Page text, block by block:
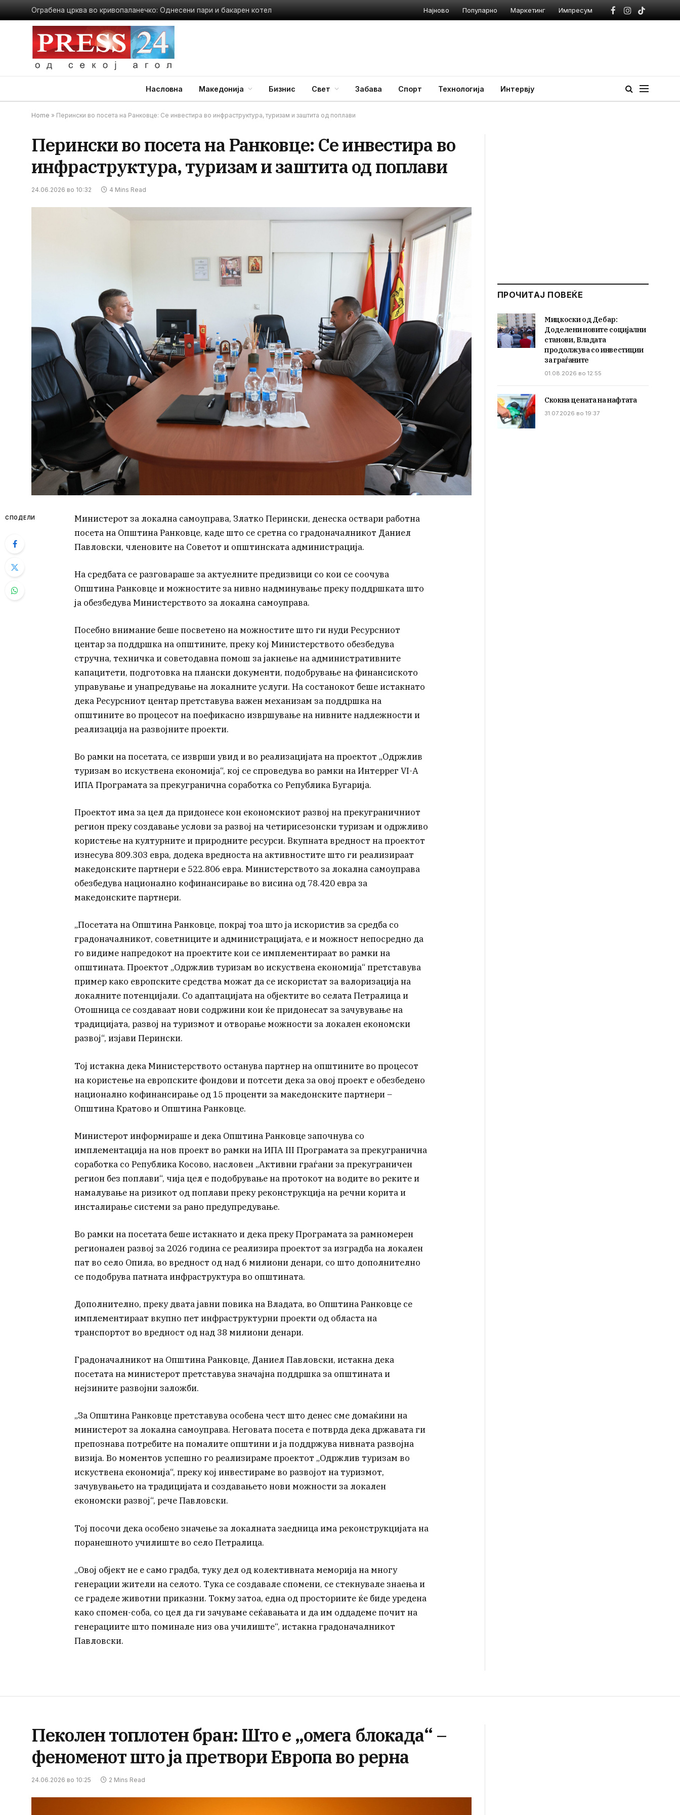
Ограбена црква во кривопаланечко: Однесени пари и бакарен котел Најново Популарно Маркетинг Импресум
Facebook
Instagram
TikTok
Насловна Македонија Бизнис Свет Забава Спорт Технологија Интервју
Home » Перински во посета на Ранковце: Се инвестира во инфраструктура, туризам и заштита од поплави
Перински во посета на Ранковце: Се инвестира во
инфраструктура, туризам и заштита од поплави
24.06.2026 во 10:32 4 Mins Read
СПОДЕЛИ
Министерот за локална самоуправа, Златко Перински, денеска оствари работна
посета на Општина Ранковце, каде што се сретна со градоначалникот Даниел
Павловски, членовите на Советот и општинската администрација.
На средбата се разговараше за актуелните предизвици со кои се соочува
Општина Ранковце и можностите за нивно надминување преку поддршката што
ја обезбедува Министерството за локална самоуправа.
Посебно внимание беше посветено на можностите што ги нуди Ресурсниот
центар за поддршка на општините, преку кој Министерството обезбедува
стручна, техничка и советодавна помош за јакнење на административните
капацитети, подготовка на плански документи, подобрување на финансиското
управување и унапредување на локалните услуги. На состанокот беше истакнато
дека Ресурсниот центар претставува важен механизам за поддршка на
општините во процесот на поефикасно извршување на нивните надлежности и
реализација на развојните проекти.
Во рамки на посетата, се изврши увид и во реализацијата на проектот „Одржлив
туризам во искуствена економија“, кој се спроведува во рамки на Интеррег VI-А
ИПА Програмата за прекугранична соработка со Република Бугарија.
Проектот има за цел да придонесе кон економскиот развој на прекуграничниот
регион преку создавање услови за развој на четирисезонски туризам и одржливо
користење на културните и природните ресурси. Вкупната вредност на проектот
изнесува 809.303 евра, додека вредноста на активностите што ги реализираат
македонските партнери е 522.806 евра. Министерството за локална самоуправа
обезбедува национално кофинансирање во висина од 78.420 евра за
македонските партнери.
„Посетата на Општина Ранковце, покрај тоа што ја искористив за средба со
градоначалникот, советниците и администрацијата, е и можност непосредно да
го видиме напредокот на проектите кои се имплементираат во рамки на
општината. Проектот „Одржлив туризам во искуствена економија“ претставува
пример како европските средства можат да се искористат за валоризација на
локалните потенцијали. Со адаптацијата на објектите во селата Петралица и
Отошница се создаваат нови содржини кои ќе придонесат за зачувување на
традицијата, развој на туризмот и отворање можности за локален економски
развој“, изјави Перински.
Тој истакна дека Министерството останува партнер на општините во процесот
на користење на европските фондови и потсети дека за овој проект е обезбедено
национално кофинансирање од 15 проценти за македонските партнери –
Општина Кратово и Општина Ранковце.
Министерот информираше и дека Општина Ранковце започнува со
имплементација на нов проект во рамки на ИПА III Програмата за прекугранична
соработка со Република Косово, насловен „Активни граѓани за прекуграничен
регион без поплави“, чија цел е подобрување на протокот на водите во реките и
намалување на ризикот од поплави преку реконструкција на речни корита и
инсталирање системи за рано предупредување.
Во рамки на посетата беше истакнато и дека преку Програмата за рамномерен
регионален развој за 2026 година се реализира проектот за изградба на локален
пат во село Опила, во вредност од над 6 милиони денари, со што дополнително
се подобрува патната инфраструктура во општината.
Дополнително, преку двата јавни повика на Владата, во Општина Ранковце се
имплементираат вкупно пет инфраструктурни проекти од областа на
транспортот во вредност од над 38 милиони денари.
Градоначалникот на Општина Ранковце, Даниел Павловски, истакна дека
посетата на министерот претставува значајна поддршка за општината и
нејзините развојни заложби.
„За Општина Ранковце претставува особена чест што денес сме домаќини на
министерот за локална самоуправа. Неговата посета е потврда дека државата ги
препознава потребите на помалите општини и ја поддржува нивната развојна
визија. Во моментов успешно го реализираме проектот „Одржлив туризам во
искуствена економија“, преку кој инвестираме во развојот на туризмот,
зачувувањето на традицијата и создавањето нови можности за локален
економски развој“, рече Павловски.
Тој посочи дека особено значење за локалната заедница има реконструкцијата на
поранешното училиште во село Петралица.
„Овој објект не е само градба, туку дел од колективната меморија на многу
генерации жители на селото. Тука се создавале спомени, се стекнувале знаења и
се граделе животни приказни. Токму затоа, една од просториите ќе биде уредена
како спомен-соба, со цел да ги зачуваме сеќавањата и да им оддадеме почит на
генерациите што поминале низ ова училиште“, истакна градоначалникот
Павловски.
ПРОЧИТАЈ ПОВЕЌЕ
Мицкоски од Дебар:
Доделени новите социјални
станови, Владата
продолжува со инвестиции
за граѓаните
01.08.2026 во 12:55
Скокна цената на нафтата
31.07.2026 во 19:37
Пеколен топлотен бран: Што е „омега блокада“ –
феноменот што ја претвори Европа во рерна
24.06.2026 во 10:25 2 Mins Read